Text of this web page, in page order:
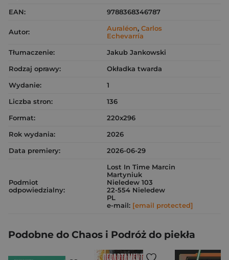
EAN:
9788368346787
Autor: Auraléon, Carlos
Echevarría
Tłumaczenie:
Jakub Jankowski
Rodzaj oprawy:
Okładka twarda
Wydanie:
1
Liczba stron:
136
Format:
220x296
Rok wydania:
2026
Data premiery:
2026-06-29
Podmiot
odpowiedzialny:
Lost In Time Marcin
Martyniuk
Nieledew 103
22-554 Nieledew
PL
e-mail: [email protected]
Podobne do Chaos i Podróż do piekła